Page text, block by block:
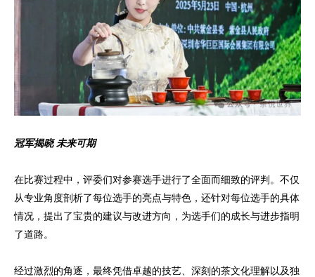
冠军揭晓 未来可期
在比赛过程中，评委们对参赛选手进行了全面而细致的评判。不仅
从专业角度剖析了每位选手的亮点与特色，还针对每位选手的具体
情况，提出了宝贵的建议与改进方向，为选手们的成长与进步指明
了道路。
经过激烈的角逐，最终凭借卓越的技艺、深刻的茶文化理解以及独